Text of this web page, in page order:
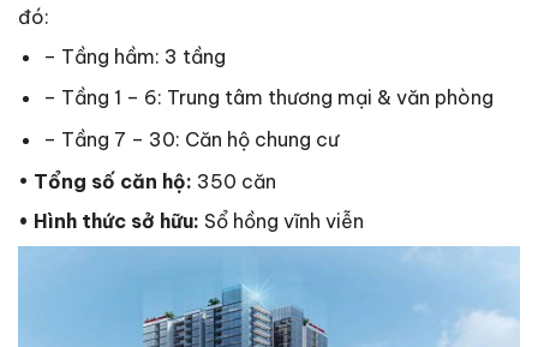
đó:
– Tầng hầm: 3 tầng
– Tầng 1 – 6: Trung tâm thương mại & văn phòng
– Tầng 7 – 30: Căn hộ chung cư
• Tổng số căn hộ: 350 căn
• Hình thức sở hữu: Sổ hồng vĩnh viễn